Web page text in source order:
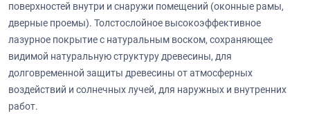
поверхностей внутри и снаружи помещений (оконные рамы,
дверные проемы). Толстослойное высокоэффективное
лазурное покрытие с натуральным воском, сохраняющее
видимой натуральную структуру древесины, для
долговременной защиты древесины от атмосферных
воздействий и солнечных лучей, для наружных и внутренних
работ.